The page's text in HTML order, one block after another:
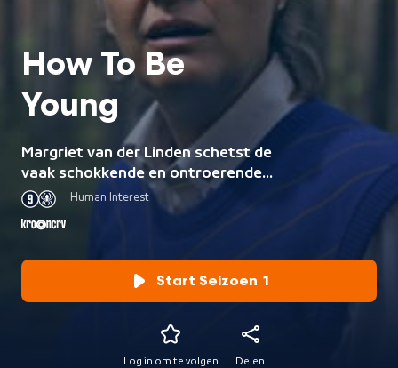
How To Be
Young
Margriet van der Linden schetst de
vaak schokkende en ontroerende
leefwereld van Europese jongeren.
Human Interest
Start Seizoen 1
Log in om te volgen Delen